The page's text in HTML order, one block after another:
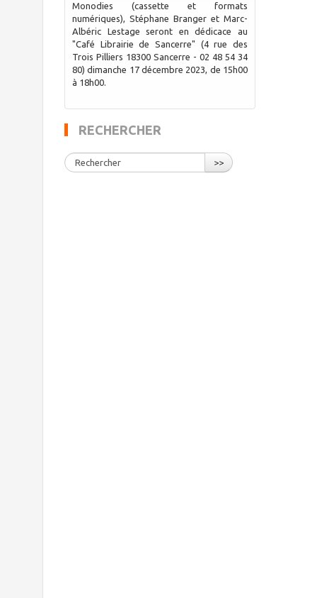
Monodies (cassette et formats
numériques), Stéphane Branger et Marc-
Albéric Lestage seront en dédicace au
"Café Librairie de Sancerre" (4 rue des
Trois Pilliers 18300 Sancerre - 02 48 54 34
80) dimanche 17 décembre 2023, de 15h00
à 18h00.
RECHERCHER
>>